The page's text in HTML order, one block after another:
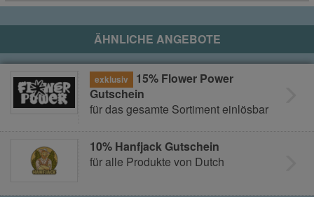
ÄHNLICHE ANGEBOTE
exklusiv
15% Flower Power
Gutschein
für das gesamte Sortiment einlösbar
10% Hanfjack Gutschein
für alle Produkte von Dutch